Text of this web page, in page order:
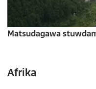
Matsudagawa
Afrika